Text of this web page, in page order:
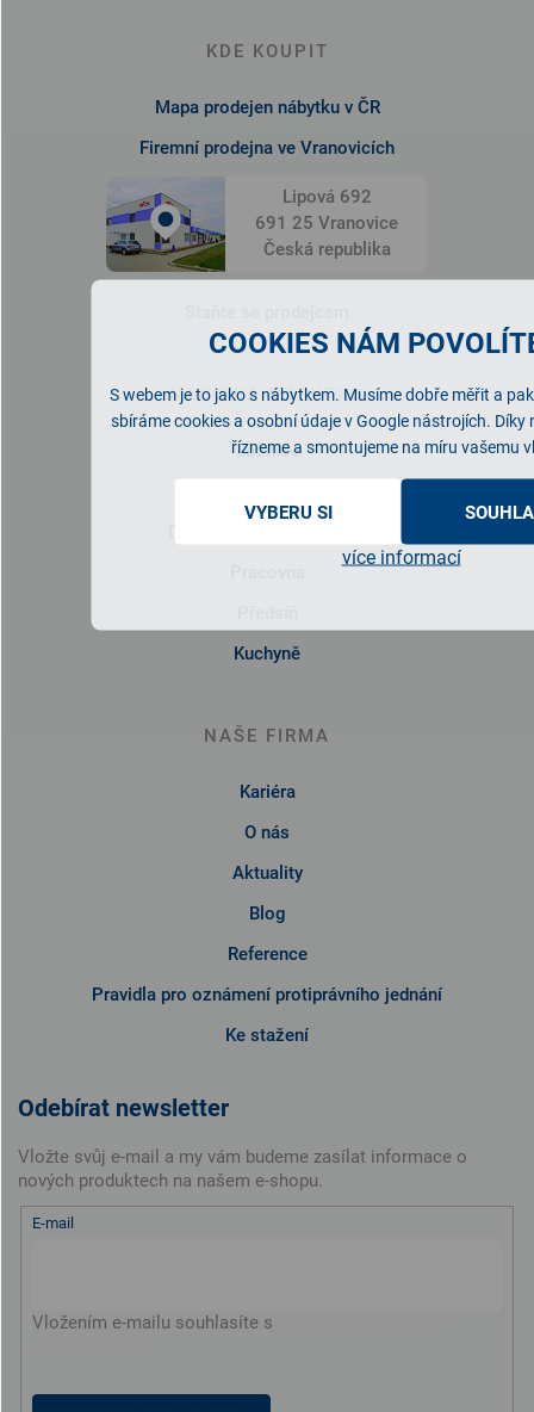
COOKIES NÁM
S webem je to jako s nábytkem. Musíme dobře měřit a
sbíráme cookies a osobní údaje v Google nástrojích. Díky
řízneme a smontujeme na míru vašemu
VYBERU SI
více informací
KDE KOUPIT
Mapa prodejen nábytku v ČR
Firemní prodejna ve Vranovicích
Lipová 692
691 25 Vranovice
Česká republika
NABÍDKA NÁBYTKU
Ložnice
Kuchyně
NAŠE FIRMA
Kariéra
O nás
Aktuality
Blog
Reference
Pravidla pro oznámení protiprávního jednání
Ke stažení
Odebírat newsletter
Vložte svůj e-mail a my vám budeme zasílat informace o
nových produktech na našem e-shopu.
E-mail
Vložením e-mailu souhlasíte s